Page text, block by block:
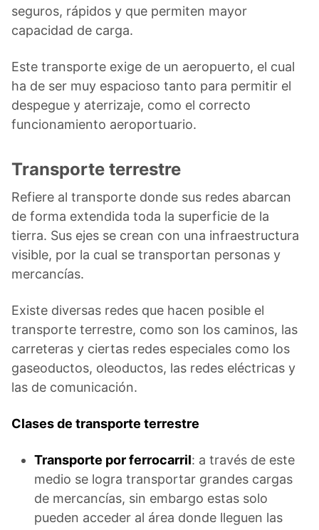
seguros, rápidos y que permiten mayor
capacidad de carga.
Este transporte exige de un aeropuerto, el cual
ha de ser muy espacioso tanto para permitir el
despegue y aterrizaje, como el correcto
funcionamiento aeroportuario.
Transporte terrestre
Refiere al transporte donde sus redes abarcan
de forma extendida toda la superficie de la
tierra. Sus ejes se crean con una infraestructura
visible, por la cual se transportan personas y
mercancías.
Existe diversas redes que hacen posible el
transporte terrestre, como son los caminos, las
carreteras y ciertas redes especiales como los
gaseoductos, oleoductos, las redes eléctricas y
las de comunicación.
Clases de transporte terrestre
Transporte por ferrocarril: a través de este
medio se logra transportar grandes cargas
de mercancías, sin embargo estas solo
pueden acceder al área donde lleguen las